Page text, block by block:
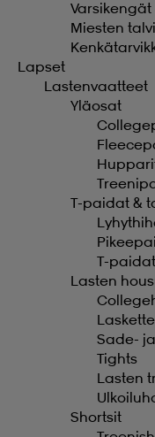
Miesten
Lapset
Lastenvaatteet
Yläosat
T-paidat &
T-paidat
Lasten
Sade-
Tights
Lasten
Shortsit